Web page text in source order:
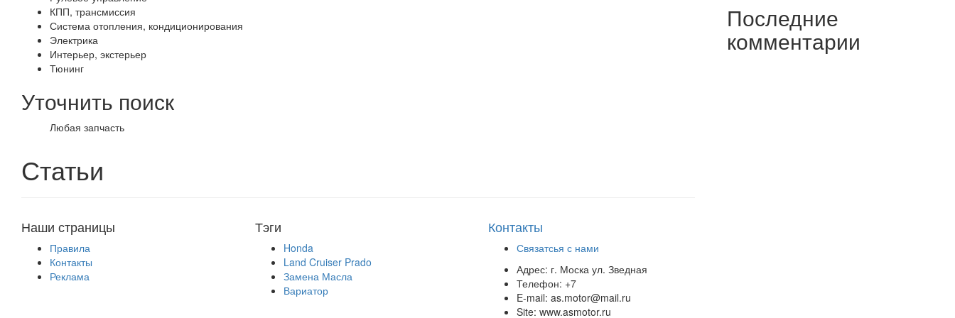
КПП, трансмиссия
Система отопления, кондиционирования
Электрика
Интерьер, экстерьер
Тюнинг
Уточнить поиск
Любая запчасть
Статьи
Последние
комментарии
Наши страницы
Правила
Контакты
Реклама
Тэги
Honda
Land Cruiser Prado
Замена Масла
Вариатор
Контакты
Связатсья с нами
Адрес: г. Моска ул. Зведная
Телефон: +7
E-mail: as.motor@mail.ru
Site: www.asmotor.ru